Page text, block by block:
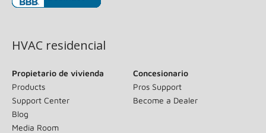
HVAC residencial
Propietario de vivienda
Products
Support Center
Blog
Media Room
Concesionario
Pros Support
Become a Dealer